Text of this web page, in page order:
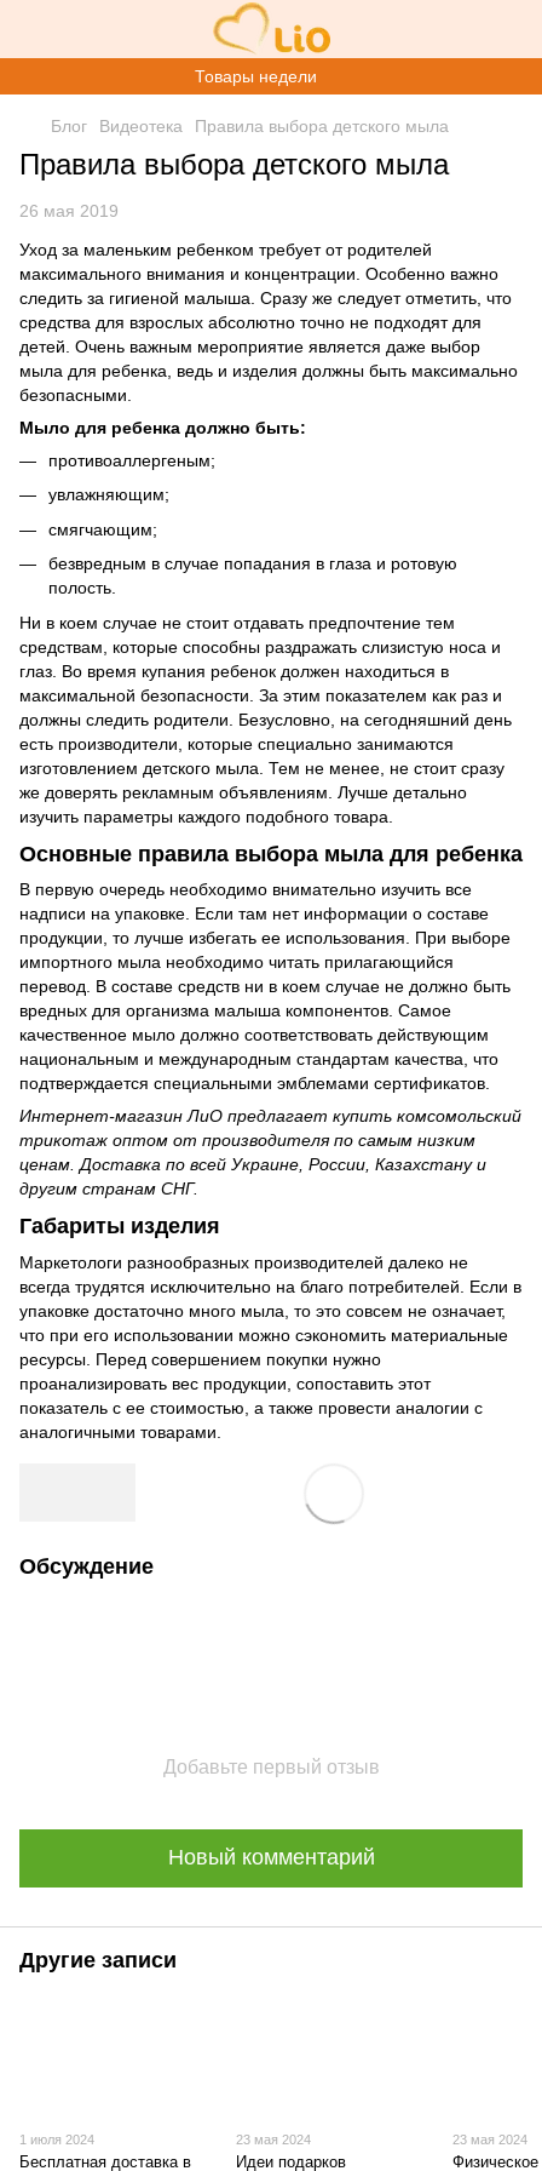
Товары недели
Блог Видеотека Правила выбора детского мыла
Правила выбора детского мыла
26 мая 2019
Уход за маленьким ребенком требует от родителей
максимального внимания и концентрации. Особенно важно
следить за гигиеной малыша. Сразу же следует отметить, что
средства для взрослых абсолютно точно не подходят для
детей. Очень важным мероприятие является даже выбор
мыла для ребенка, ведь и изделия должны быть максимально
безопасными.
Мыло для ребенка должно быть:
противоаллергеным;
увлажняющим;
смягчающим;
безвредным в случае попадания в глаза и ротовую
полость.
Ни в коем случае не стоит отдавать предпочтение тем
средствам, которые способны раздражать слизистую носа и
глаз. Во время купания ребенок должен находиться в
максимальной безопасности. За этим показателем как раз и
должны следить родители. Безусловно, на сегодняшний день
есть производители, которые специально занимаются
изготовлением детского мыла. Тем не менее, не стоит сразу
же доверять рекламным объявлениям. Лучше детально
изучить параметры каждого подобного товара.
Основные правила выбора мыла для ребенка
В первую очередь необходимо внимательно изучить все
надписи на упаковке. Если там нет информации о составе
продукции, то лучше избегать ее использования. При выборе
импортного мыла необходимо читать прилагающийся
перевод. В составе средств ни в коем случае не должно быть
вредных для организма малыша компонентов. Самое
качественное мыло должно соответствовать действующим
национальным и международным стандартам качества, что
подтверждается специальными эмблемами сертификатов.
Интернет-магазин ЛиО предлагает купить комсомольский
трикотаж оптом от производителяпо самым низким
ценам. Доставка по всей Украине, России, Казахстану и
другим странам СНГ.
Габариты изделия
Маркетологи разнообразных производителей далеко не
всегда трудятся исключительно на благо потребителей. Если в
упаковке достаточно много мыла, то это совсем не означает,
что при его использовании можно сэкономить материальные
ресурсы. Перед совершением покупки нужно
проанализировать вес продукции, сопоставить этот
показатель с ее стоимостью, а также провести аналогии с
аналогичными товарами.
Обсуждение
Добавьте первый отзыв
Новый комментарий
Другие записи
1 июля 2024
Бесплатная доставка в
23 мая 2024
Идеи подарков
23 мая 2024
Физическое